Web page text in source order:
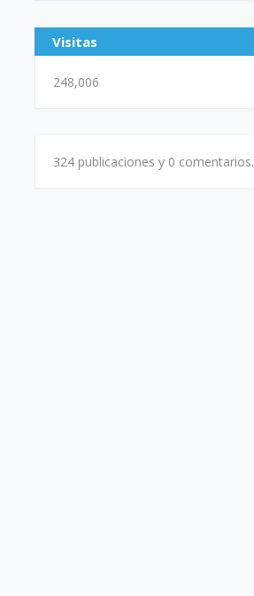
Visitas
248,006
324 publicaciones y 0 comentarios.